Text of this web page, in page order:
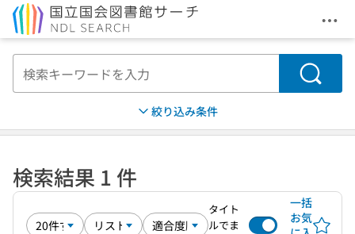
メ
検索
絞り込み条件
検索結果 1 件
タイト
ルでま
一括
お気